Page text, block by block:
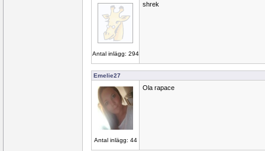
Antal inlägg: 294
shrek
Emelie27
Antal inlägg: 44
Ola rapace